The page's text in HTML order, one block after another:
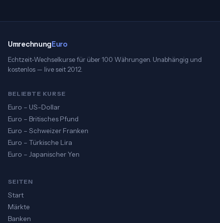
UmrechnungEuro
Echtzeit-Wechselkurse für über 100 Währungen. Unabhängig und
kostenlos — live seit 2012.
BELIEBTE KURSE
Euro – US-Dollar
Euro – Britisches Pfund
Euro – Schweizer Franken
Euro – Türkische Lira
Euro – Japanischer Yen
SEITEN
Start
Märkte
Banken